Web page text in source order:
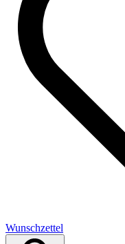
Wunschzettel